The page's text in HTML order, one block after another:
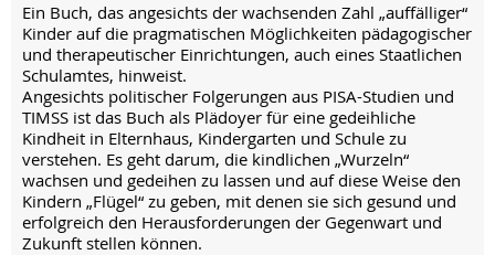
Ein Buch, das angesichts der wachsenden Zahl „auffälliger“
Kinder auf die pragmatischen Möglichkeiten pädagogischer
und therapeutischer Einrichtungen, auch eines Staatlichen
Schulamtes, hinweist.
Angesichts politischer Folgerungen aus PISA-Studien und
TIMSS ist das Buch als Plädoyer für eine gedeihliche
Kindheit in Elternhaus, Kindergarten und Schule zu
verstehen. Es geht darum, die kindlichen „Wurzeln“
wachsen und gedeihen zu lassen und auf diese Weise den
Kindern „Flügel“ zu geben, mit denen sie sich gesund und
erfolgreich den Herausforderungen der Gegenwart und
Zukunft stellen können.